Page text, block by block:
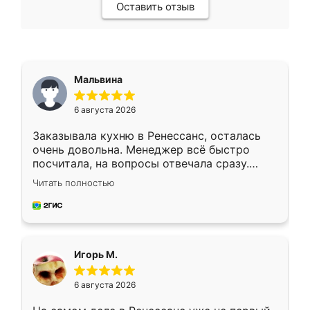
Оставить отзыв
Мальвина
6 августа 2026
Заказывала кухню в Ренессанс, осталась
очень довольна. Менеджер всё быстро
посчитала, на вопросы отвечала сразу.
Замерщик приехал в субботу, подошёл к
делу со всей ответственностью. Собрали
за день, ребята работали аккуратно, даже
Читать полностью
Игорь М.
6 августа 2026